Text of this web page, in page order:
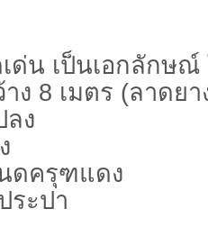
เด่น เป็นเอกลักษ
ง 8 เมตร (ลาดย
ง
ดครุฑแดง
ระปา